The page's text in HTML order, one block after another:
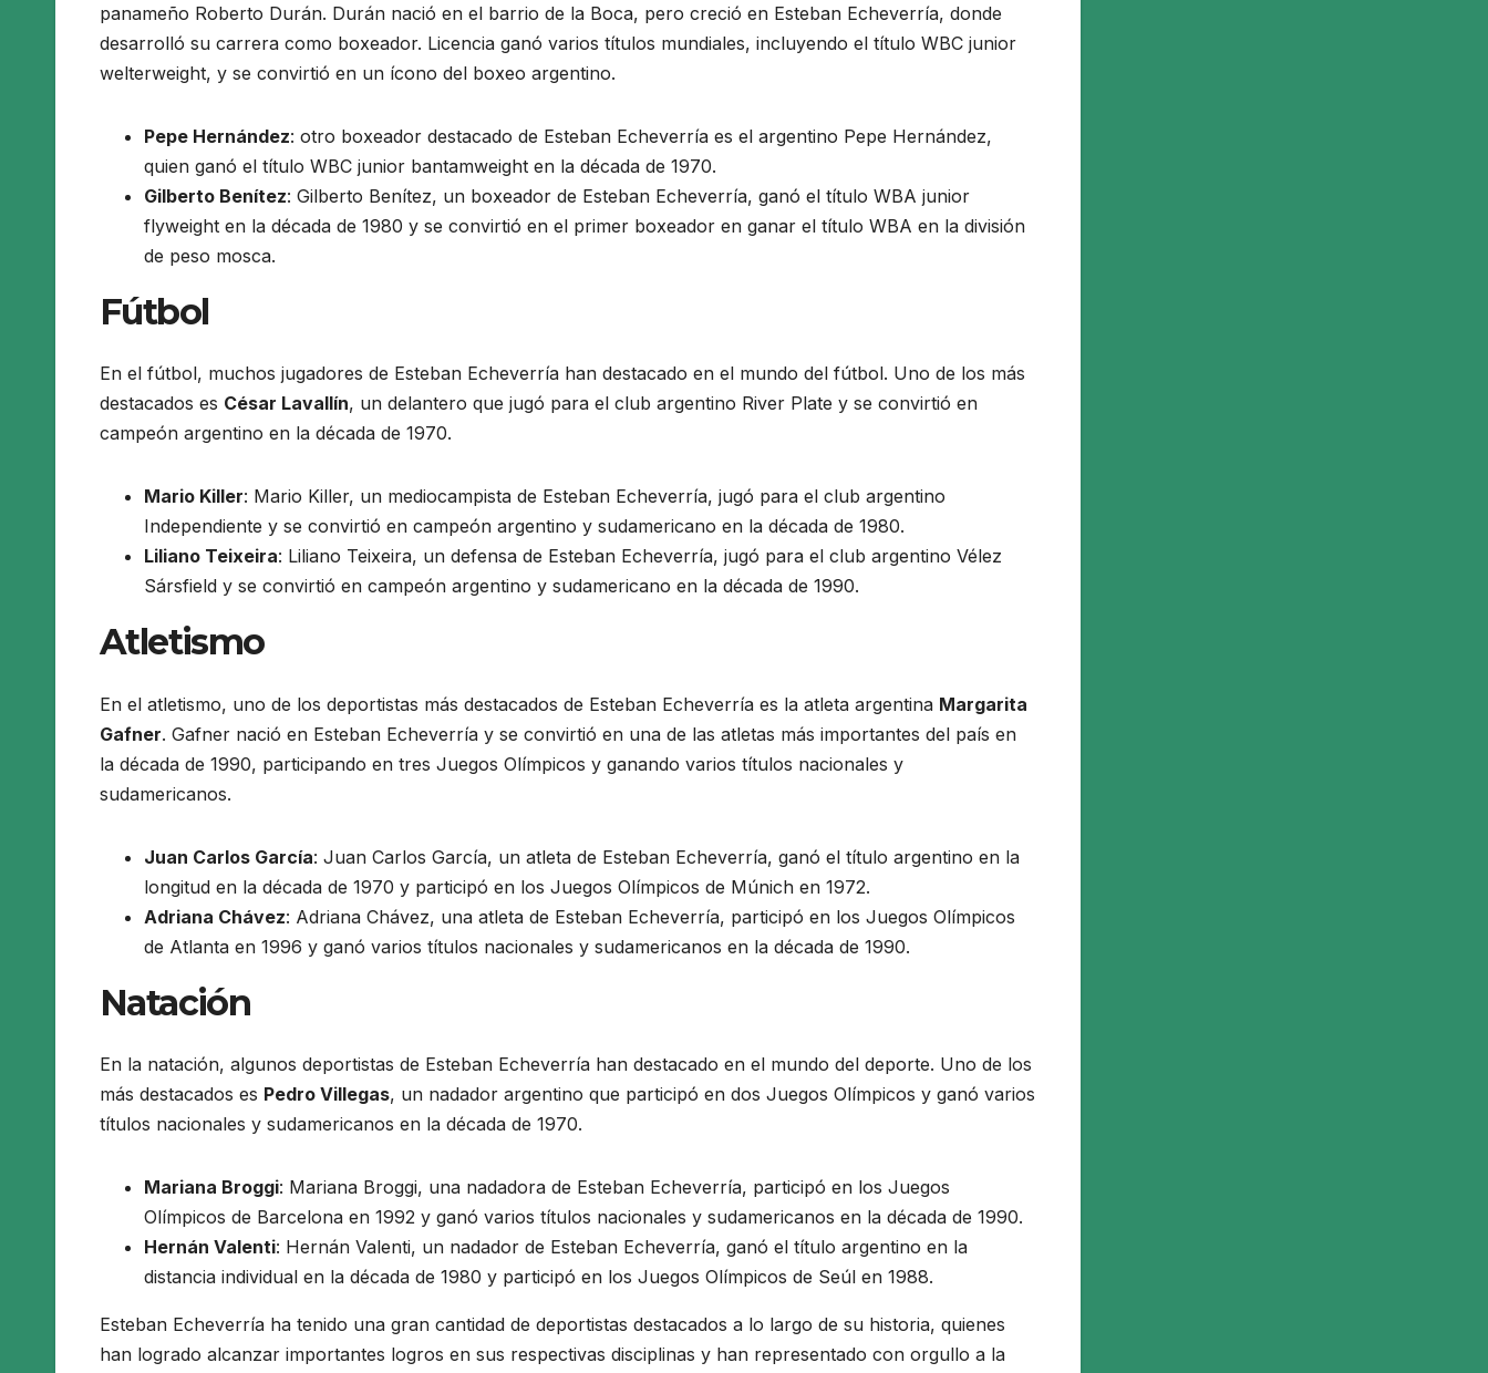
panameño Roberto Durán. Durán nació en el barrio de la Boca, pero creció en Esteban Echeverría, donde
desarrolló su carrera como boxeador. Licencia ganó varios títulos mundiales, incluyendo el título WBC junior
welterweight, y se convirtió en un ícono del boxeo argentino.
Pepe Hernández: otro boxeador destacado de Esteban Echeverría es el argentino Pepe Hernández,
quien ganó el título WBC junior bantamweight en la década de 1970.
Gilberto Benítez: Gilberto Benítez, un boxeador de Esteban Echeverría, ganó el título WBA junior
flyweight en la década de 1980 y se convirtió en el primer boxeador en ganar el título WBA en la división
de peso mosca.
Fútbol
En el fútbol, muchos jugadores de Esteban Echeverría han destacado en el mundo del fútbol. Uno de los más
destacados es César Lavallín, un delantero que jugó para el club argentino River Plate y se convirtió en
campeón argentino en la década de 1970.
Mario Killer: Mario Killer, un mediocampista de Esteban Echeverría, jugó para el club argentino
Independiente y se convirtió en campeón argentino y sudamericano en la década de 1980.
Liliano Teixeira: Liliano Teixeira, un defensa de Esteban Echeverría, jugó para el club argentino Vélez
Sársfield y se convirtió en campeón argentino y sudamericano en la década de 1990.
Atletismo
En el atletismo, uno de los deportistas más destacados de Esteban Echeverría es la atleta argentina Margarita
Gafner. Gafner nació en Esteban Echeverría y se convirtió en una de las atletas más importantes del país en
la década de 1990, participando en tres Juegos Olímpicos y ganando varios títulos nacionales y
sudamericanos.
Juan Carlos García: Juan Carlos García, un atleta de Esteban Echeverría, ganó el título argentino en la
longitud en la década de 1970 y participó en los Juegos Olímpicos de Múnich en 1972.
Adriana Chávez: Adriana Chávez, una atleta de Esteban Echeverría, participó en los Juegos Olímpicos
de Atlanta en 1996 y ganó varios títulos nacionales y sudamericanos en la década de 1990.
Natación
En la natación, algunos deportistas de Esteban Echeverría han destacado en el mundo del deporte. Uno de los
más destacados es Pedro Villegas, un nadador argentino que participó en dos Juegos Olímpicos y ganó varios
títulos nacionales y sudamericanos en la década de 1970.
Mariana Broggi: Mariana Broggi, una nadadora de Esteban Echeverría, participó en los Juegos
Olímpicos de Barcelona en 1992 y ganó varios títulos nacionales y sudamericanos en la década de 1990.
Hernán Valenti: Hernán Valenti, un nadador de Esteban Echeverría, ganó el título argentino en la
distancia individual en la década de 1980 y participó en los Juegos Olímpicos de Seúl en 1988.
Esteban Echeverría ha tenido una gran cantidad de deportistas destacados a lo largo de su historia, quienes
han logrado alcanzar importantes logros en sus respectivas disciplinas y han representado con orgullo a la